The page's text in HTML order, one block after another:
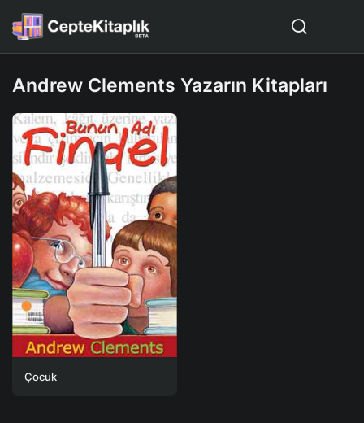
Andrew Clements Yazarın Kitapları
Çocuk